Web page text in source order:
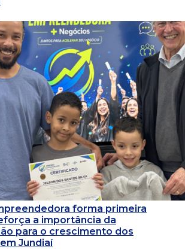
forma primeira
a importância da
para o crescimento dos
Jundiaí